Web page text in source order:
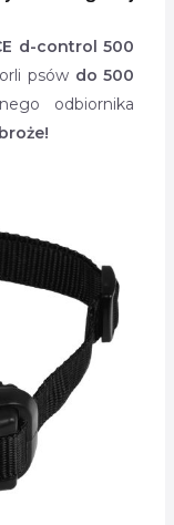
d-control 500
psów do 500
odbiornika